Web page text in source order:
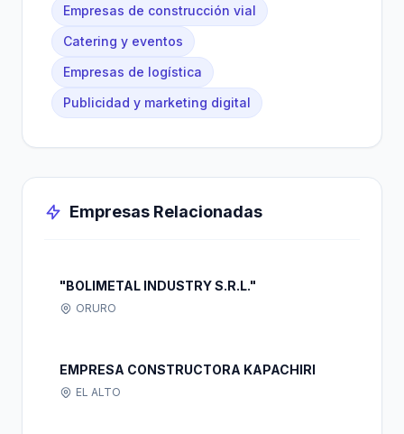
Empresas de construcción vial
Catering y eventos
Empresas de logística
Publicidad y marketing digital
Empresas Relacionadas
"BOLIMETAL INDUSTRY S.R.L."
ORURO
EMPRESA CONSTRUCTORA KAPACHIRI
EL ALTO